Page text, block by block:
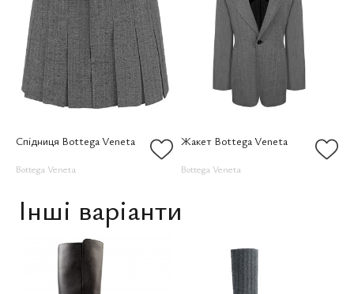
Спідниця Bottega Veneta
Bottega Veneta
Жакет Bottega Veneta
Bottega Veneta
Інші варіанти